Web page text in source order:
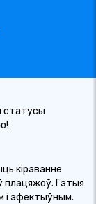
статусы
кіраванне
плацяжоў. Гэтыя
і эфектыўным.